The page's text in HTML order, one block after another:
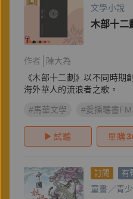
文學小說
木部十二
作者
陳大為
《木部十二劃》以不同時期
海外華人的流浪者之歌。
#馬華文學 #愛播聽書FM
試聽 單購
訂閱 有
童書／青